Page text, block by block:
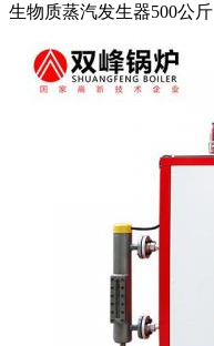
生物质蒸汽发生器500公斤